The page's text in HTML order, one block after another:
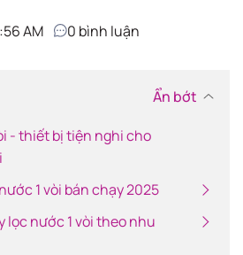
AM 0 bình luận
Ẩn bớt
- thiết bị tiện nghi cho
1 vòi bán chạy 2025
lọc nước 1 vòi theo nhu